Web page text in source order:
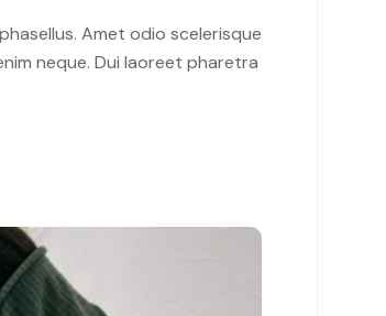
Amet odio scelerisque
neque. Dui laoreet pharetra